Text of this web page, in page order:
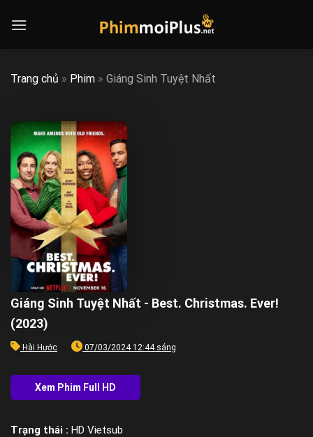
Trang chủ » Phim » Giáng Sinh Tuyệt Nhất
Giáng Sinh Tuyệt Nhất - Best. Christmas. Ever!
(2023)
Hài Hước 07/03/2024 12:44 sáng
Trạng thái : HD Vietsub